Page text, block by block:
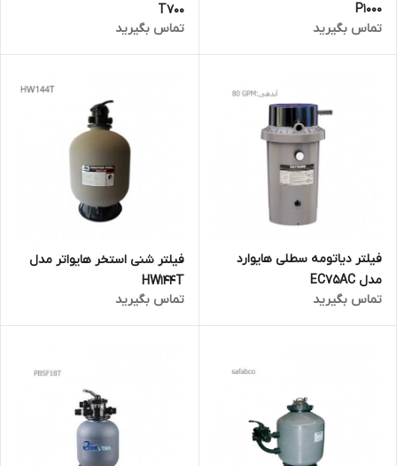
P1000
تماس بگیرید
T700
تماس بگیرید
فیلتر دیاتومه سطلی هایوارد
مدل EC75AC
تماس بگیرید
فیلتر شنی استخر هایواتر مدل
HW144T
تماس بگیرید